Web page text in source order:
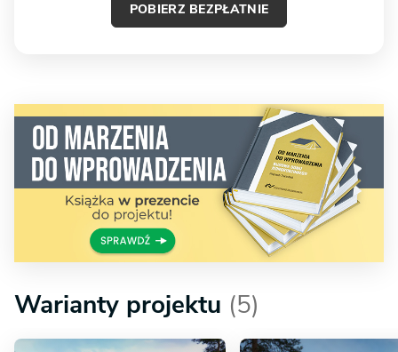
POBIERZ BEZPŁATNIE
Warianty projektu (5)